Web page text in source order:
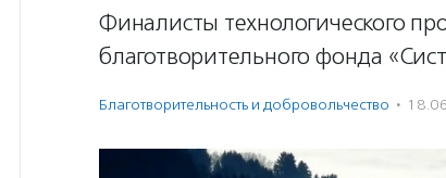
Финалисты технологического
благотворительного фонда
Благотвори­тель­ность и доброволь­чест­во ·